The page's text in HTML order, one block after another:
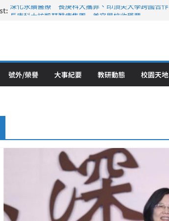
深化永續醫療 長庚科大攜菲、印頂尖大學跨國合作
號外/榮譽 大事紀要 教研動態 校園天地